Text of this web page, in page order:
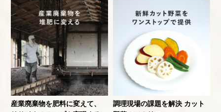
産業廃棄物を肥料に変えて、
調理現場の課題を解決 カット